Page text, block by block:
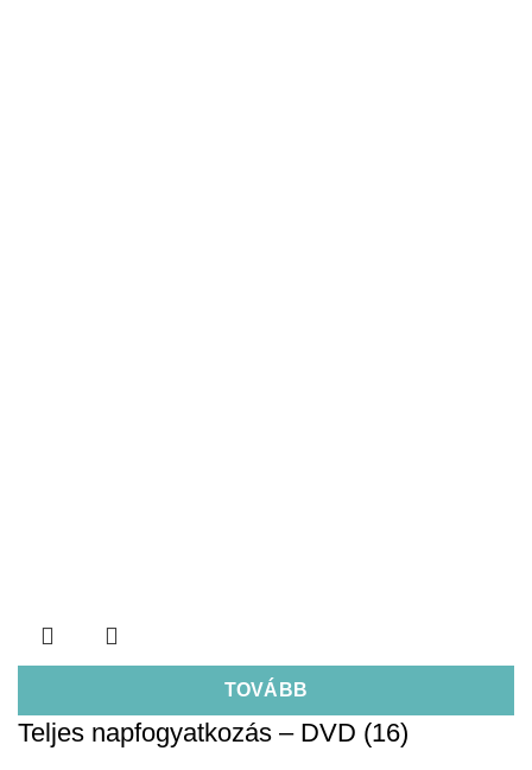
TOVÁBB
Teljes napfogyatkozás – DVD (16)